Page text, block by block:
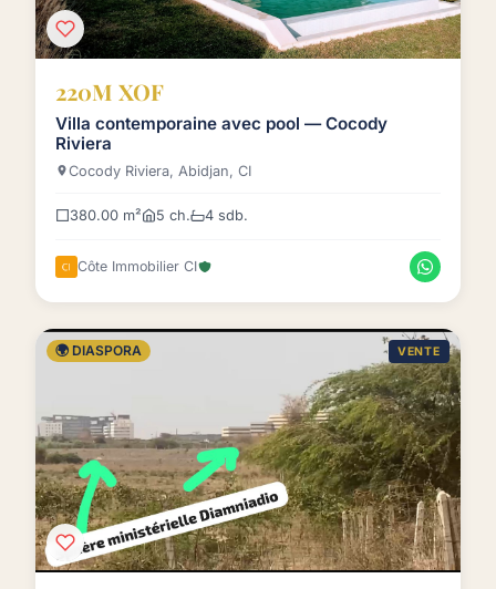
220M XOF
Villa contemporaine avec pool — Cocody
Riviera
Cocody Riviera, Abidjan, CI
380.00 m² 5 ch. 4 sdb.
Côte Immobilier CI
🌍 DIASPORA VENTE